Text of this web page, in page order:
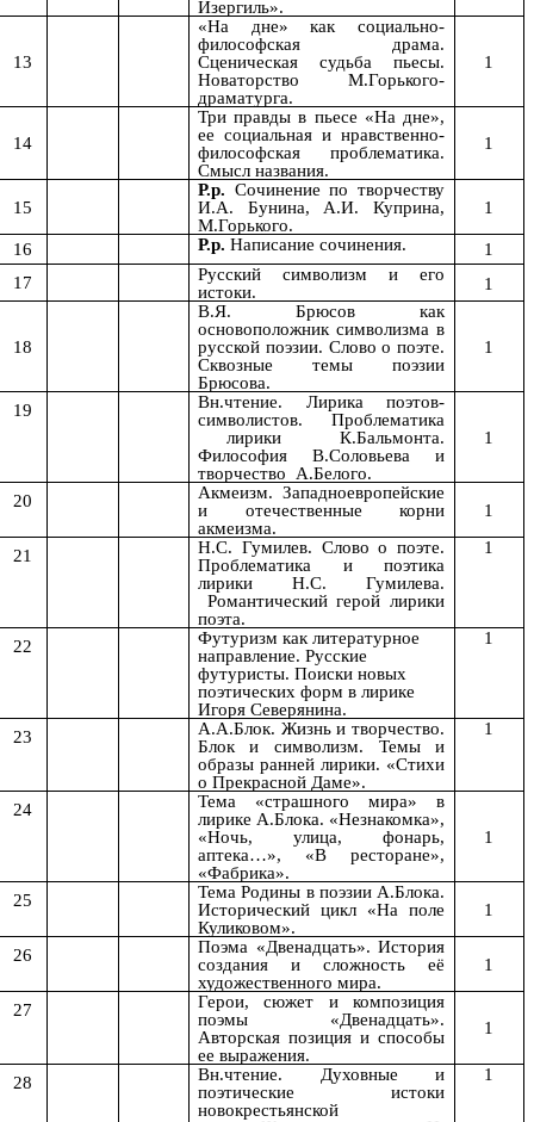
Изергиль».
13
«На дне» как социально-
философская драма.
Сценическая судьба пьесы.
Новаторство М.Горького-
драматурга.
1
14
Три правды в пьесе «На дне»,
ее социальная и нравственно-
философская проблематика.
Смысл названия.
1
15
Р.р. Сочинение по творчеству
И.А. Бунина, А.И. Куприна,
М.Горького.
1
16 Р.р. Написание сочинения.
1
17
Русский символизм и его
истоки.
1
18
В.Я. Брюсов как
основоположник символизма в
русской поэзии. Слово о поэте.
Сквозные темы поэзии
Брюсова.
1
19
Вн.чтение. Лирика поэтов-
символистов. Проблематика
лирики К.Бальмонта.
Философия В.Соловьева и
творчество А.Белого.
1
20
Акмеизм. Западноевропейские
и отечественные корни
акмеизма.
1
21
Н.С. Гумилев. Слово о поэте.
Проблематика и поэтика
лирики Н.С. Гумилева.
Романтический герой лирики
поэта.
1
22
Футуризм как литературное
направление. Русские
футуристы. Поиски новых
поэтических форм в лирике
Игоря Северянина.
1
23
А.А.Блок. Жизнь и творчество.
Блок и символизм. Темы и
образы ранней лирики. «Стихи
о Прекрасной Даме».
1
24
Тема «страшного мира» в
лирике А.Блока. «Незнакомка»,
«Ночь, улица, фонарь,
аптека…», «В ресторане»,
«Фабрика».
1
25
Тема Родины в поэзии А.Блока.
Исторический цикл «На поле
Куликовом».
1
26
Поэма «Двенадцать». История
создания и сложность её
художественного мира.
1
27
Герои, сюжет и композиция
поэмы «Двенадцать».
Авторская позиция и способы
ее выражения.
1
28
Вн.чтение. Духовные и
поэтические истоки
новокрестьянской
1